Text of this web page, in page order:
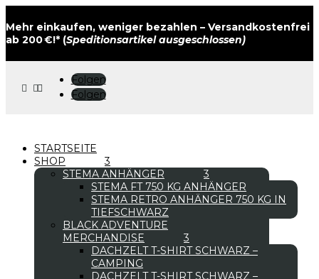
Mehr einkaufen, weniger bezahlen – Versandkostenfrei
ab 200 €!* (Speditionsartikel ausgeschlossen)
 
Folgen
Folgen
STARTSEITE
SHOP
STEMA ANHÄNGER
STEMA FT 750 KG ANHÄNGER
STEMA RETRO ANHÄNGER 750 KG IN
TIEFSCHWARZ
BLACK ADVENTURE
MERCHANDISE
DACHZELT T-SHIRT SCHWARZ –
CAMPING
DACHZELT T-SHIRT SCHWARZ –